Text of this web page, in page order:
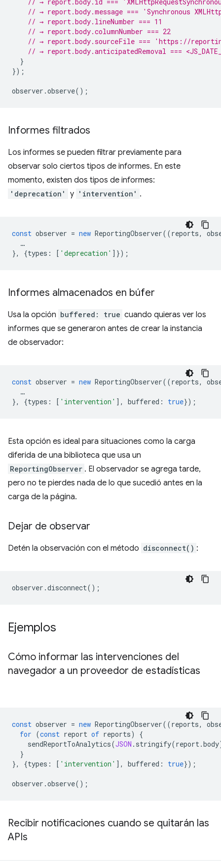
// → report.body.id ===
// → report.body.message === 'Synchronous
// → report.body.lineNumber === 11
// → report.body.columnNumber === 22
// → report.body.sourceFile === 'https://
// → report.body.anticipatedRemoval ===
}
});
observer .observe();
Informes filtrados
Los informes se pueden filtrar previamente para
observar solo ciertos tipos de informes. En este
momento, existen dos tipos de informes:
'deprecation' y 'intervention' .
const observer = new ReportingObserver((reports,
…
},
{types : [ 'deprecation' ]});
Informes almacenados en búfer
Usa la opción buffered: true cuando quieras ver los
informes que se generaron antes de crear la instancia
de observador:
const observer = new ReportingObserver((reports,
…
},
{types : [ 'intervention' ], buffered : true});
Esta opción es ideal para situaciones como la carga
diferida de una biblioteca que usa un
ReportingObserver . El observador se agrega tarde,
pero no te pierdes nada de lo que sucedió antes en la
carga de la página.
Dejar de observar
Detén la observación con el método disconnect() :
observer .disconnect();
Ejemplos
Cómo informar las intervenciones del
navegador a un proveedor de estadísticas
const observer = new ReportingObserver((reports,
for (const report of reports)
{
sendReportToAnalytics(JSON . stringify(report.body
}
},
{types : [ 'intervention' ], buffered : true});
observer .observe();
Recibir notificaciones cuando se quitarán las
APIs